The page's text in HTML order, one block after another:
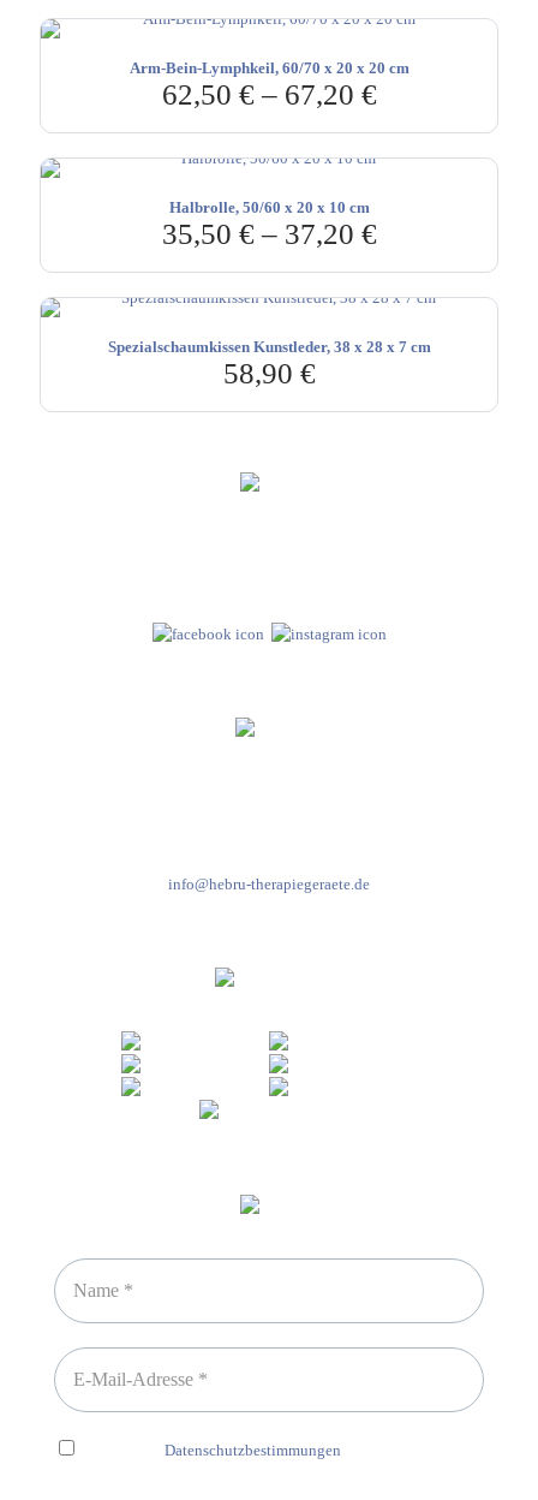
Arm-Bein-Lymphkeil, 60/70 x 20 x 20 cm
62,50 €– 67,20 €
Halbrolle, 50/60 x 20 x 10 cm
35,50 €– 37,20 €
Spezialschaumkissen Kunstleder, 38 x 28 x 7 cm
58,90 €
info@hebru-therapiegeraete.de
Datenschutzbestimmungen